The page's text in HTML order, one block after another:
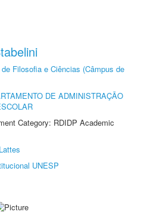
Filosofia e Ciências (Câmpus de
DE ADMINISTRAÇÃO
Category: RDIDP Academic
UNESP